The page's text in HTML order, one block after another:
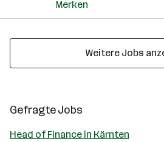
Merken
Weitere Jobs
Gefragte Jobs
Head of Finance in Kärnten